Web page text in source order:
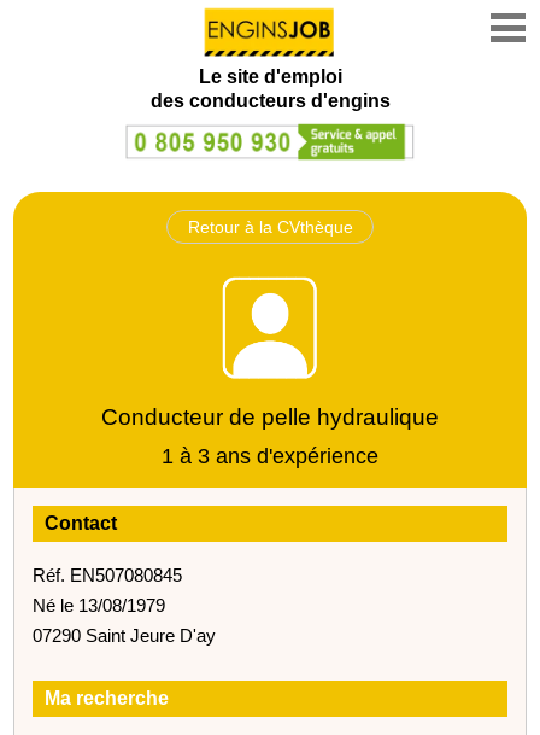
Le site d'emploi
des conducteurs d'engins
Retour à la CVthèque
Conducteur de pelle hydraulique
1 à 3 ans d'expérience
Contact
Réf. EN507080845
Né le 13/08/1979
07290 Saint Jeure D'ay
Ma recherche